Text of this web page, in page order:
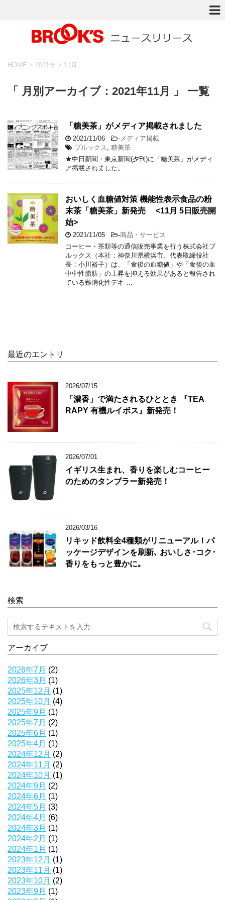
HOME > 2021年 > 11月
「 月別アーカイブ：2021年11月 」 一覧
「糖美茶」がメディア掲載されました
2021/11/06 - メディア掲載
ブルックス
糖美茶
★中日新聞・東京新聞(夕刊)に「糖美茶」がメディ
ア掲載されました。
おいしく血糖値対策 機能性表示食品の粉
末茶「糖美茶」新発売 <11月 5日販売開
始>
2021/11/05 -商品・サービス
コーヒー・茶類等の通信販売事業を行う株式会社ブ
ルックス（本社：神奈川県横浜市、代表取締役社
長：小川裕子）は、「食後の血糖値」や「食後の血
中中性脂肪」の上昇を抑える効果があると報告され
ている難消化性デキ …
最近のエントリ
2026/07/15
「濃香」で満たされるひととき 『TEA
RAPY 有機ルイボス』新発売！
2026/07/01
イギリス生まれ、香りを楽しむコーヒー
のためのタンブラー新発売！
2026/03/16
リキッド飲料全4種類がリニューアル！パ
ッケージデザインを刷新､ おいしさ･コク･
香りをもっと豊かに｡
検索
アーカイブ
2026年7月 (2)
2026年3月 (1)
2025年12月 (1)
2025年10月 (4)
2025年9月 (1)
2025年7月 (2)
2025年6月 (1)
2025年4月 (1)
2024年12月 (2)
2024年11月 (2)
2024年10月 (1)
2024年9月 (2)
2024年6月 (1)
2024年5月 (3)
2024年4月 (6)
2024年3月 (1)
2024年2月 (1)
2024年1月 (1)
2023年12月 (1)
2023年11月 (1)
2023年10月 (2)
2023年9月 (1)